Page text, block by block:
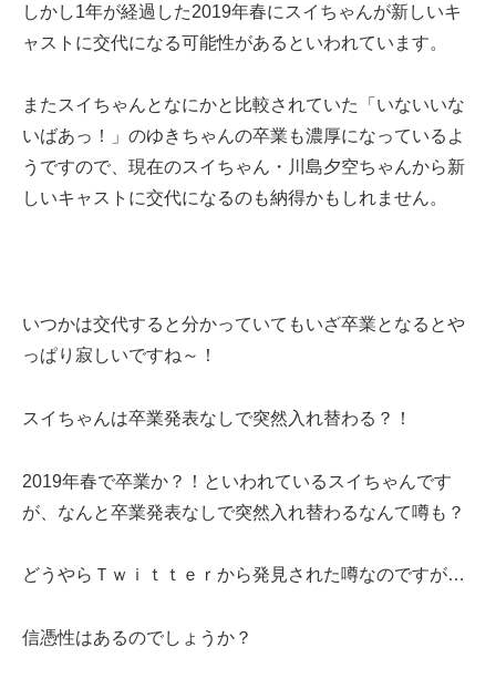
しかし1年が経過した2019年春にスイちゃんが新しいキ
ャストに交代になる可能性があるといわれています。
またスイちゃんとなにかと比較されていた「いないいな
いばあっ！」のゆきちゃんの卒業も濃厚になっているよ
うですので、現在のスイちゃん・川島夕空ちゃんから新
しいキャストに交代になるのも納得かもしれません。
いつかは交代すると分かっていてもいざ卒業となるとや
っぱり寂しいですね～！
スイちゃんは卒業発表なしで突然入れ替わる？！
2019年春で卒業か？！といわれているスイちゃんです
が、なんと卒業発表なしで突然入れ替わるなんて噂も？
どうやらＴｗｉｔｔｅｒから発見された噂なのですが…
信憑性はあるのでしょうか？